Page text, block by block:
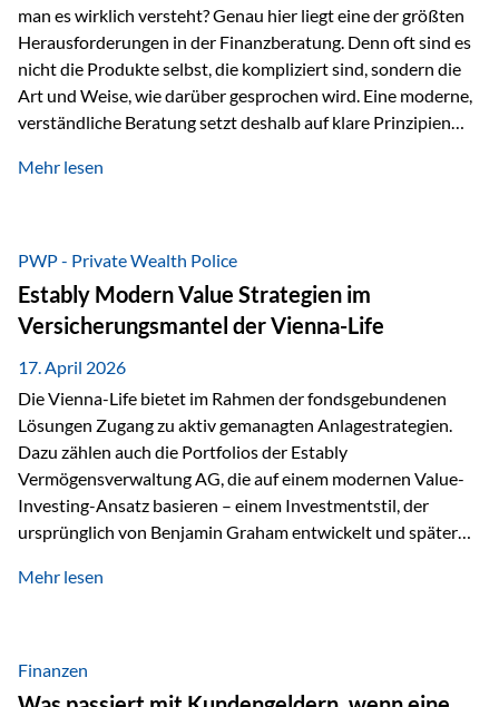
man es wirklich versteht? Genau hier liegt eine der größten
Herausforderungen in der Finanzberatung. Denn oft sind es
nicht die Produkte selbst, die kompliziert sind, sondern die
Art und Weise, wie darüber gesprochen wird. Eine moderne,
verständliche Beratung setzt deshalb auf klare Prinzipien
fünf zentrale Faktoren: eine saubere Struktur, breite
diesem Thema liefern unter anderem die praxisnahen
Ansätze von Finanzexperte Klaus Rost, der seit vielen Jahren
für eine verständliche und…
Mehr lesen
PWP - Private Wealth Police
Estably Modern Value Strategien im
Versicherungsmantel der Vienna-Life
17. April 2026
Die Vienna-Life bietet im Rahmen der fondsgebundenen
Lösungen Zugang zu aktiv gemanagten Anlagestrategien.
Dazu zählen auch die Portfolios der Estably
Vermögensverwaltung AG, die auf einem modernen Value-
Investing-Ansatz basieren – einem Investmentstil, der
ursprünglich von Benjamin Graham entwickelt und später
Modernes Value Investing als Grundlage Der
Fokus stehen Unternehmen, deren Börsenkurs unter ihrem
inneren Wert liegt. Neben klassischen
Mehr lesen
Finanzen